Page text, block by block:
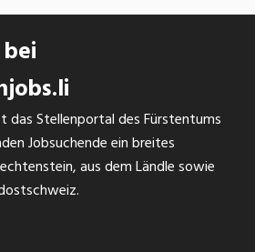
das Stellenportal des Fürstentums
Jobsuchende ein breites
aus dem Ländle sowie